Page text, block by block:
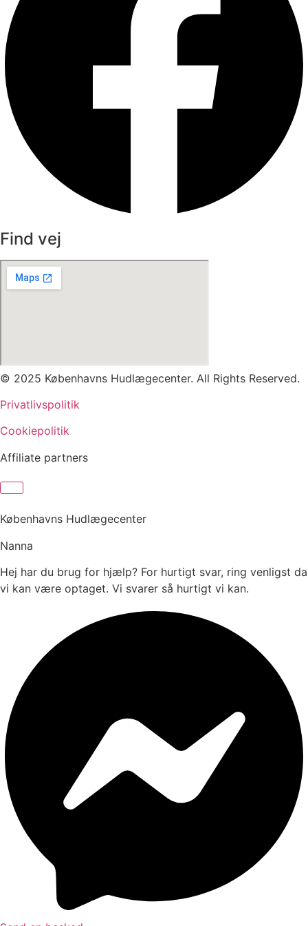
Find vej
© 2025 Københavns Hudlægecenter. All Rights Reserved.
Privatlivspolitik
Cookiepolitik
Affiliate partners
Københavns Hudlægecenter
Nanna
Hej har du brug for hjælp? For hurtigt svar, ring venligst da
vi kan være optaget. Vi svarer så hurtigt vi kan.